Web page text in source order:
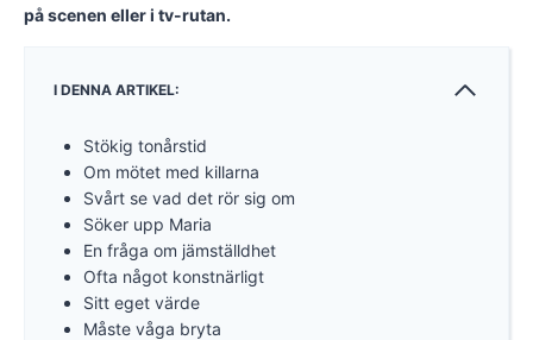
på scenen eller i tv-rutan.
I DENNA ARTIKEL:
Stökig tonårstid
Om mötet med killarna
Svårt se vad det rör sig om
Söker upp Maria
En fråga om jämställdhet
Ofta något konstnärligt
Sitt eget värde
Måste våga bryta